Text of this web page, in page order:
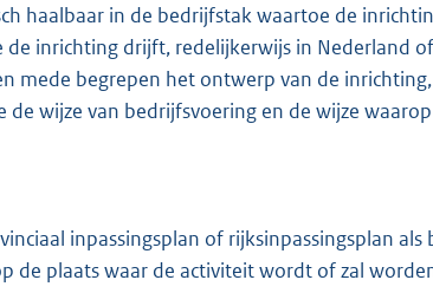
haalbaar in de bedrijfstak waartoe de
de inrichting drijft, redelijkerwijs in Nederland
mede begrepen het ontwerp van de
de wijze van bedrijfsvoering en de wijze
inpassingsplan of rijksinpassingsplan
de plaats waar de activiteit wordt of zal